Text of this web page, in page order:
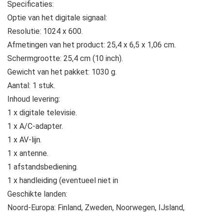
Specificaties:
Optie van het digitale signaal:
Resolutie: 1024 x 600.
Afmetingen van het product: 25,4 x 6,5 x 1,06 cm.
Schermgrootte: 25,4 cm (10 inch).
Gewicht van het pakket: 1030 g.
Aantal: 1 stuk.
Inhoud levering:
1 x digitale televisie.
1 x A/C-adapter.
1 x AV-lijn.
1 x antenne.
1 afstandsbediening.
1 x handleiding (eventueel niet in
Geschikte landen:
Noord-Europa: Finland, Zweden, Noorwegen, IJsland,